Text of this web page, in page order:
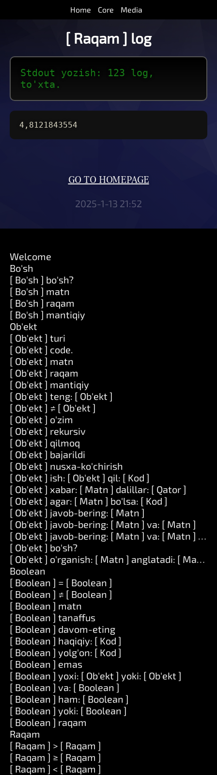
Home Core Media
[ Raqam ] log
Stdout yozish: 123 log,
to'xta.
4,8121843554
GO TO HOMEPAGE
2025-1-13 21:52
Welcome
Bo'sh
[ Bo'sh ] bo'sh?
[ Bo'sh ] matn
[ Bo'sh ] raqam
[ Bo'sh ] mantiqiy
Ob'ekt
[ Ob'ekt ] turi
[ Ob'ekt ] code.
[ Ob'ekt ] matn
[ Ob'ekt ] raqam
[ Ob'ekt ] mantiqiy
[ Ob'ekt ] teng: [ Ob'ekt ]
[ Ob'ekt ] ≠ [ Ob'ekt ]
[ Ob'ekt ] o'zim
[ Ob'ekt ] rekursiv
[ Ob'ekt ] qilmoq
[ Ob'ekt ] bajarildi
[ Ob'ekt ] nusxa-ko'chirish
[ Ob'ekt ] ish: [ Ob'ekt ] qil: [ Kod ]
[ Ob'ekt ] xabar: [ Matn ] dalillar: [ Qator ]
[ Ob'ekt ] agar: [ Matn ] bo'lsa: [ Kod ]
[ Ob'ekt ] javob-bering: [ Matn ]
[ Ob'ekt ] javob-bering: [ Matn ] va: [ Matn ]
[ Ob'ekt ] javob-bering: [ Matn ] va: [ Matn ] va:
[ Ob'ekt ] bo'sh?
[ Ob'ekt ] o'rganish: [ Matn ] anglatadi: [ Matn ]
Boolean
[ Boolean ] = [ Boolean ]
[ Boolean ] ≠ [ Boolean ]
[ Boolean ] matn
[ Boolean ] tanaffus
[ Boolean ] davom-eting
[ Boolean ] haqiqiy: [ Kod ]
[ Boolean ] yolg'on: [ Kod ]
[ Boolean ] emas
[ Boolean ] yoxi: [ Ob'ekt ] yoki: [ Ob'ekt ]
[ Boolean ] va: [ Boolean ]
[ Boolean ] ham: [ Boolean ]
[ Boolean ] yoki: [ Boolean ]
[ Boolean ] raqam
Raqam
[ Raqam ] > [ Raqam ]
[ Raqam ] ≥ [ Raqam ]
[ Raqam ] < [ Raqam ]